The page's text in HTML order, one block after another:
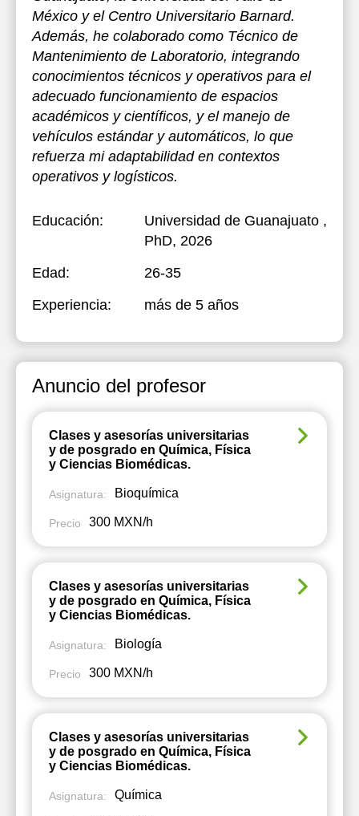
México y el Centro Universitario Barnard.
Además, he colaborado como Técnico de
Mantenimiento de Laboratorio, integrando
conocimientos técnicos y operativos para el
adecuado funcionamiento de espacios
académicos y científicos, y el manejo de
vehículos estándar y automáticos, lo que
refuerza mi adaptabilidad en contextos
operativos y logísticos.
Educación: Universidad de Guanajuato ,
PhD, 2026
Edad:
26-35
Experiencia:
más de 5 años
Anuncio del profesor
Clases y asesorías universitarias
y de posgrado en Química, Física
y Ciencias Biomédicas.
Asignatura: Bioquímica
Precio 300 MXN/h
Clases y asesorías universitarias
y de posgrado en Química, Física
y Ciencias Biomédicas.
Asignatura: Biología
Precio 300 MXN/h
Clases y asesorías universitarias
y de posgrado en Química, Física
y Ciencias Biomédicas.
Asignatura: Química